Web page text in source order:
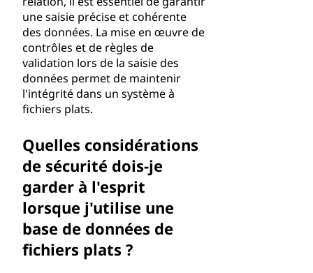
une saisie précise et cohérente
des données. La mise en œuvre de
contrôles et de règles de
validation lors de la saisie des
données permet de maintenir
l'intégrité dans un système à
fichiers plats.
Quelles considérations
de sécurité dois-je
garder à l'esprit
lorsque j'utilise une
base de données de
fichiers plats ?